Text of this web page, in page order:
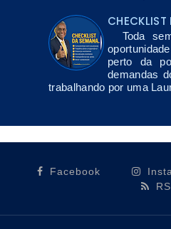
Toda
perto da
demandas
trabalhando por uma
Facebook